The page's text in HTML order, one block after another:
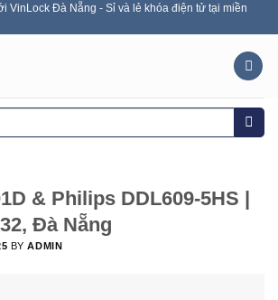
VinLock Đà Nẵng - Sỉ và lẻ khóa điện tử tại miền
& Philips DDL609-5HS |
Đà Nẵng
BYADMIN